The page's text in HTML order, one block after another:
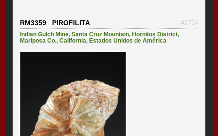
RM3359 PIROFILITA
#2754
Indian Gulch Mine,Santa Cruz Mountain,Hornitos District,
Mariposa Co.,California,Estados Unidos de América